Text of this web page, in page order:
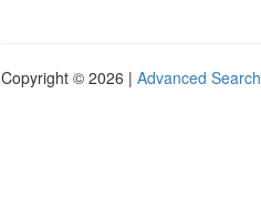
Copyright © 2026 | Advanced Search